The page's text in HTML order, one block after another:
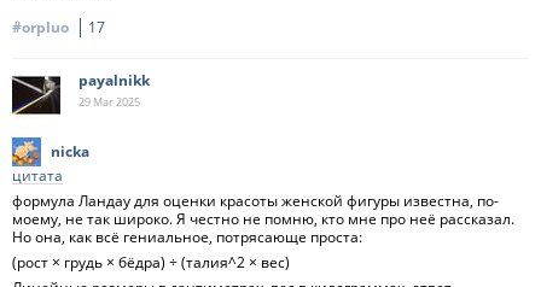
#orpluo
17
payalnikk
29 Mar2025
nicka
цитата
формула Ландау для оценки красоты женской фигуры известна, по-
моему, не так широко. Я честно не помню, кто мне про неё рассказал.
Но она, как всё гениальное, потрясающе проста:
(рост × грудь × бёдра) ÷ (талия^2 × вес)